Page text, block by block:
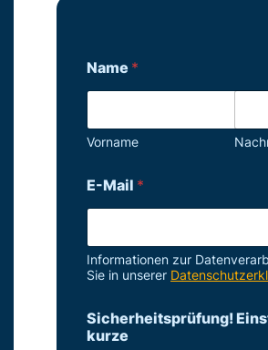
Name *
Vorname
E-Mail *
Informationen zur
Sie in unserer
Sicherheitsprüfung!
kurze